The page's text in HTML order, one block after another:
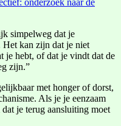
simpelweg dat je
Het kan zijn dat je niet
je hebt, of dat je vindt dat de
zijn.”
met honger of dorst,
Als je je eenzaam
je terug aansluiting moet